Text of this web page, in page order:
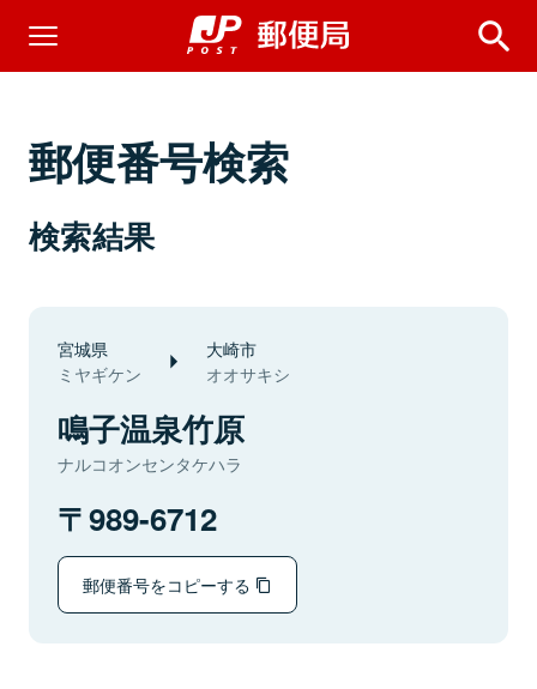
郵便番号検索
検索結果
宮城県
ミヤギケン
大崎市
オオサキシ
鳴子温泉竹原
ナルコオンセンタケハラ
989-6712
郵便番号をコピーする